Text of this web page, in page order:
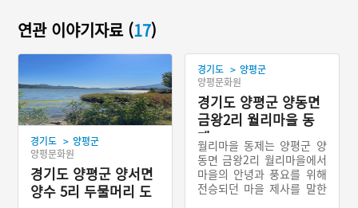
연관 이야기자료 (17)
경기도 > 양평군
양평문화원
경기도 양평군 양서면
양수 5리 두물머리 도
경기도 > 양평군
양평문화원
경기도 양평군 양동면
금왕2리 월리마을 동
제
월리마을 동제는 양평군 양
동면 금왕2리 월리마을에서
마을의 안녕과 풍요를 위해
전승되던 마을 제사를 말한